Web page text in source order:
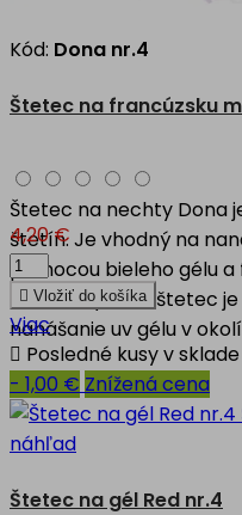
Kód: Dona nr.4
Štetec na francúzsku
Štetec na nechty Dona
štetín. Je vhodný na
pomocou bieleho gélu
štvorcový tvar, štetec
nanášanie uv gélu v
4,20 €
 Vložiť do košíka
Viac
 Posledné kusy v sklade
- 1,00 € Znížená cena
náhľad
Štetec na gél Red nr.4